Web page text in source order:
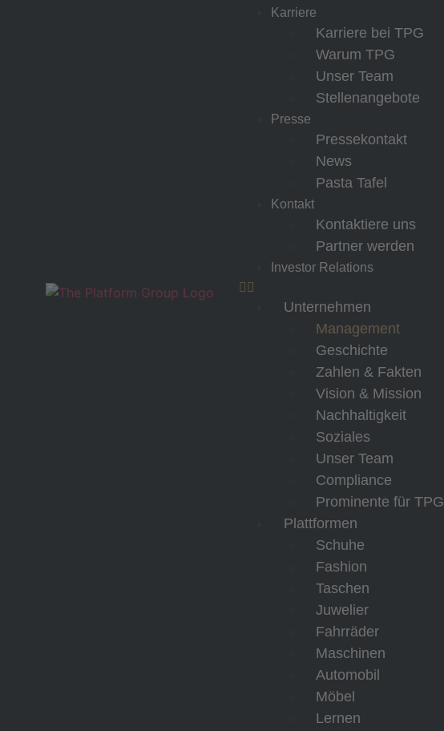
Karriere
Karriere bei TPG
Warum TPG
Unser Team
Stellenangebote
Presse
Pressekontakt
News
Pasta Tafel
Kontakt
Kontaktiere uns
Partner werden
Investor Relations
Unternehmen
Management
Geschichte
Zahlen & Fakten
Vision & Mission
Nachhaltigkeit
Soziales
Unser Team
Compliance
Prominente für TPG
Plattformen
Schuhe
Fashion
Taschen
Juwelier
Fahrräder
Maschinen
Automobil
Möbel
Lernen